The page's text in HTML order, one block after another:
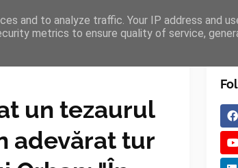
TIPOGRAPHY SHORTCODES
un tezaurul
adevărat tur
and to analyze traffic. Your IP address and
metrics to ensure quality of service,